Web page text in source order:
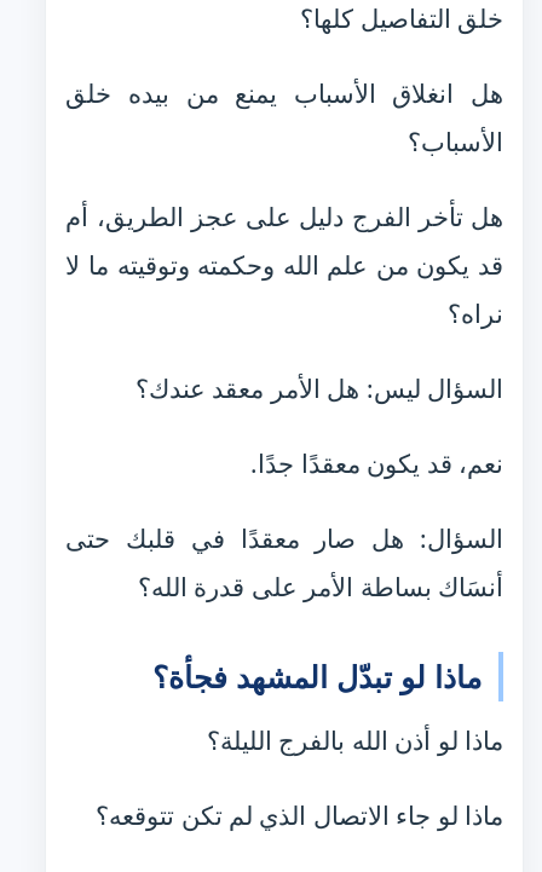
خلق التفاصيل كلها؟
هل انغلاق الأسباب يمنع من بيده خلق
الأسباب؟
هل تأخر الفرج دليل على عجز الطريق، أم
قد يكون من علم الله وحكمته وتوقيته ما لا
نراه؟
السؤال ليس: هل الأمر معقد عندك؟
نعم، قد يكون معقدًا جدًا.
السؤال: هل صار معقدًا في قلبك حتى
أنسَاك بساطة الأمر على قدرة الله؟
ماذا لو تبدّل المشهد فجأة؟
ماذا لو أذن الله بالفرج الليلة؟
ماذا لو جاء الاتصال الذي لم تكن تتوقعه؟